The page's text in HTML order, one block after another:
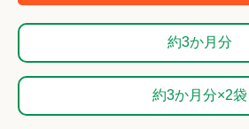
約3か月分
約3か月分×2袋